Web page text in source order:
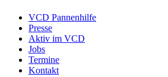
VCD Pannenhilfe
Presse
Aktiv im VCD
Jobs
Termine
Kontakt